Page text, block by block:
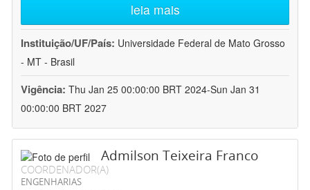
leia mais
Instituição/UF/País: Universidade Federal de Mato Grosso
- MT - Brasil
Vigência: Thu Jan 25 00:00:00 BRT 2024-Sun Jan 31
00:00:00 BRT 2027
Admilson Teixeira Franco
COORDENADOR(A)
ENGENHARIAS